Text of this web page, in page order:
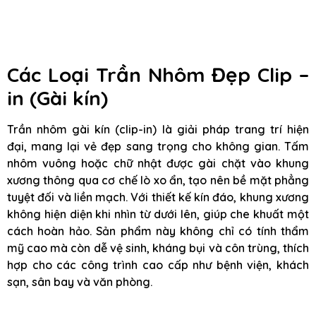
Các Loại Trần Nhôm Đẹp Clip –
in (Gài kín)
Trần nhôm gài kín (clip-in) là giải pháp trang trí hiện
đại, mang lại vẻ đẹp sang trọng cho không gian. Tấm
nhôm vuông hoặc chữ nhật được gài chặt vào khung
xương thông qua cơ chế lò xo ẩn, tạo nên bề mặt phẳng
tuyệt đối và liền mạch. Với thiết kế kín đáo, khung xương
không hiện diện khi nhìn từ dưới lên, giúp che khuất một
cách hoàn hảo. Sản phẩm này không chỉ có tính thẩm
mỹ cao mà còn dễ vệ sinh, kháng bụi và côn trùng, thích
hợp cho các công trình cao cấp như bệnh viện, khách
sạn, sân bay và văn phòng.